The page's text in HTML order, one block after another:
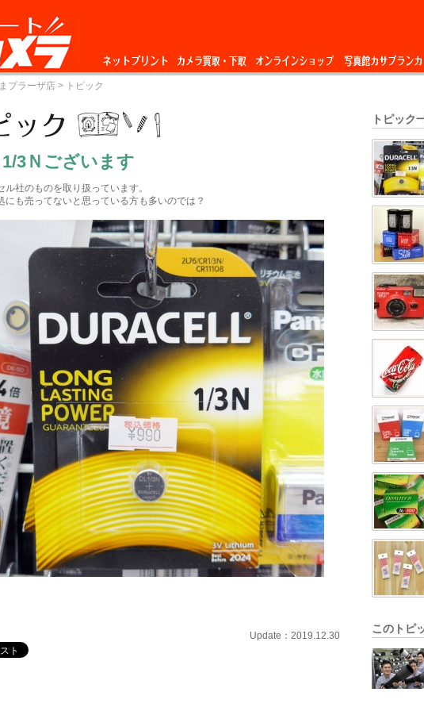
ネットプリント
カメラ買取・下
オンラインショップ 写真館カサブランカ
プラーザ店 > トピック
1/3Ｎございます
ル社のものを取り扱っています。
にも売ってないと思っている方も多いのでは？
Update：2019.12.30
トピック
このトピ